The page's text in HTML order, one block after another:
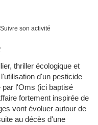
Suivre son activité
thriller écologique et
d'un pesticide
l'Oms (ici baptisé
fortement inspirée de
vont évoluer autour de
au décès d'une